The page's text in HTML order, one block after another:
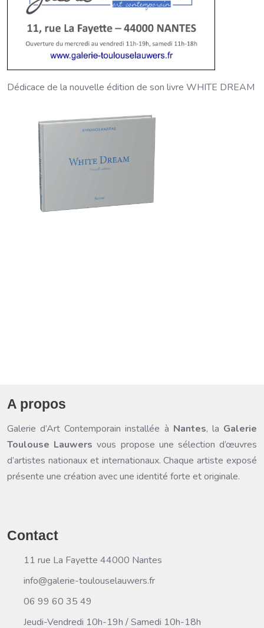
Dédicace de la nouvelle édition de son livre WHITE DREAM
A propos
Galerie d’Art Contemporain installée à Nantes, la Galerie
Toulouse Lauwersvous propose une sélection d’œuvres
d’artistes nationaux et internationaux. Chaque artiste exposé
présente une création avec une identité forte et originale.
Contact
11 rue La Fayette 44000 Nantes
info@galerie-toulouselauwers.fr
06 99 60 35 49
Jeudi-Vendredi 10h-19h / Samedi 10h-18h